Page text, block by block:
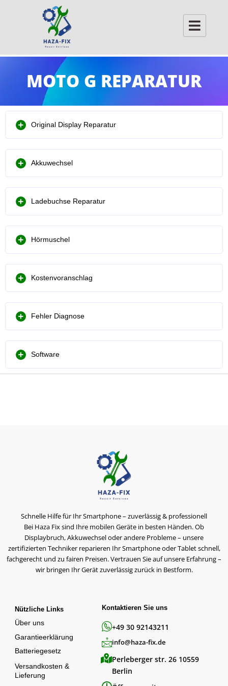
MOTO G REPARATUR
Original Display Reparatur
Akkuwechsel
Ladebuchse Reparatur
Hörmuschel
Kostenvoranschlag
Fehler Diagnose
Software
Schnelle Hilfe für Ihr Smartphone – zuverlässig & professionell
Bei Haza Fix sind Ihre mobilen Geräte in besten Händen. Ob
Displaybruch, Akkuwechsel oder andere Probleme – unsere
zertifizierten Techniker reparieren Ihr Smartphone oder Tablet schnell,
fachgerecht und zu fairen Preisen. Vertrauen Sie auf unsere Erfahrung –
wir bringen Ihr Gerät zuverlässig zurück in Bestform.
Nützliche Links
Über uns
Garantieerklärung
Batteriegesetz
Versandkosten &
Lieferung
Kontaktieren Sie uns
+49 30 92143211
info@haza-fix.de
Perleberger str. 26 10559
Berlin